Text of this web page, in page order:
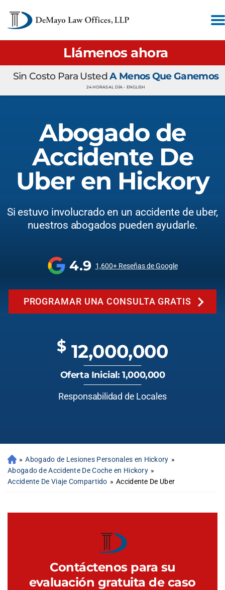
Llámenos ahora
Sin Costo Para UstedA Menos Que Ganemos
24 HORAS AL DÍA • ENGLISH
Abogado de
Accidente De
Uber en Hickory
Si estuvo involucrado en un accidente de uber,
nuestros abogados pueden ayudarle.
4.9 1,600+ Reseñas de Google
PROGRAMAR UNA CONSULTA GRATIS
$ 12,000,000
Oferta Inicial: 1,000,000
Responsabilidad de Locales
» Abogado de Lesiones Personales en Hickory »
Abogado de Accidente De Coche en Hickory »
Accidente De Viaje Compartido » Accidente De Uber
Contáctenos para su
evaluación gratuita de caso